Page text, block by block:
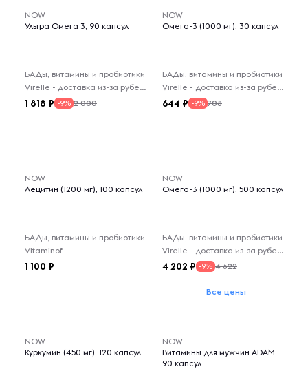
NOW
Ультра Омега 3, 90 капсул
БАДы, витамины и пробиотики
Virelle - доставка из-за рубежа
1 818 -9% 2 000
NOW
Омега-3 (1000 мг), 30 капсул
БАДы, витамины и пробиотики
Virelle - доставка из-за рубежа
644 -9% 708
NOW
Лецитин (1200 мг), 100 капсул
БАДы, витамины и пробиотики
Vitaminof
1 100
NOW
Омега-3 (1000 мг), 500 капсул
БАДы, витамины и пробиотики
Virelle - доставка из-за рубежа
4 202 -9% 4 622
Все цены
NOW
Куркумин (450 мг), 120 капсул
NOW
Витамины для мужчин ADAM,
90 капсул